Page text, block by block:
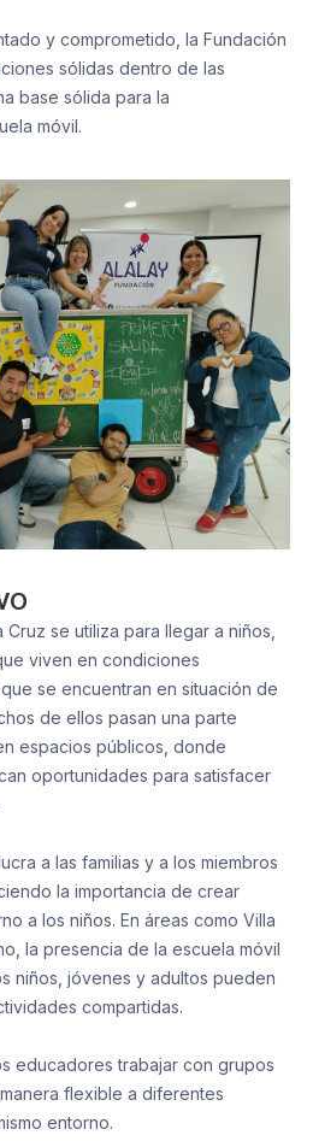
y comprometido, la Fundación
sólidas dentro de las
base sólida para la
móvil.
se utiliza para llegar a niños,
viven en condiciones
se encuentran en situación de
de ellos pasan una parte
espacios públicos, donde
oportunidades para satisfacer
a las familias y a los miembros
la importancia de crear
a los niños. En áreas como Villa
la presencia de la escuela móvil
niños, jóvenes y adultos pueden
compartidas.
educadores trabajar con grupos
flexible a diferentes
entorno.